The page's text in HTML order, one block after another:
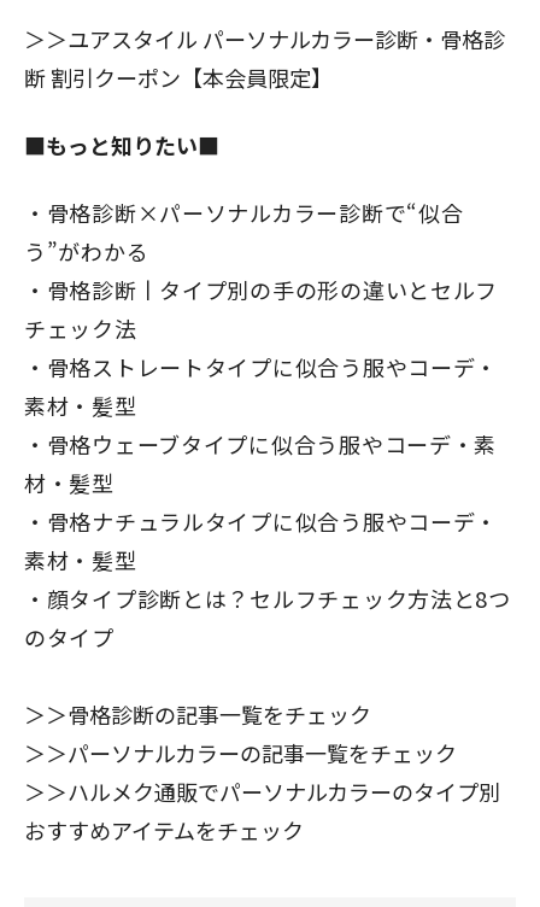
＞＞ユアスタイル パーソナルカラー診断・骨格診
断 割引クーポン【本会員限定】
■もっと知りたい■
骨格診断×パーソナルカラー診断で“似合
う”がわかる
骨格診断丨タイプ別の手の形の違いとセルフ
チェック法
骨格ストレートタイプに似合う服やコーデ・
素材・髪型
骨格ウェーブタイプに似合う服やコーデ・素
材・髪型
骨格ナチュラルタイプに似合う服やコーデ・
素材・髪型
顔タイプ診断とは？セルフチェック方法と8つ
のタイプ
＞＞骨格診断の記事一覧をチェック
＞＞パーソナルカラーの記事一覧をチェック
＞＞ハルメク通販でパーソナルカラーのタイプ別
おすすめアイテムをチェック